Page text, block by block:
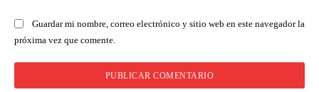
Guardar mi nombre, correo electrónico y sitio web en este navegador la
próxima vez que comente.